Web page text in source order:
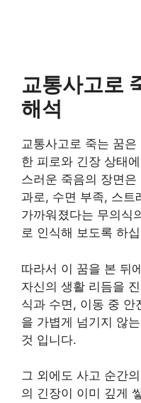
교통사고로
해석
교통사고로 죽는 꿈
한 피로와 긴장 상태
스러운 죽음의 장면
과로, 수면 부족, 스트
가까워졌다는 무의식
로 인식해 보도록 하
따라서 이 꿈을 본 뒤
자신의 생활 리듬을
식과 수면, 이동 중 안
을 가볍게 넘기지 않
것 입니다.
그 외에도 사고 순간
의 긴장이 이미 깊게